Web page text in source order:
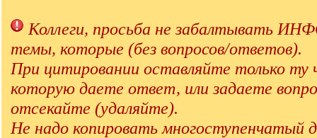
]
Коллеги, просьба не забалтывать
темы, которые (без вопросов/ответов).
При цитировании оставляйте только ту
которую даете ответ, или задаете
отсекайте (удаляйте).
Не надо копировать многоступенчатый